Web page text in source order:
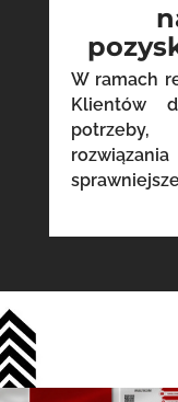
W ramach
Klientów